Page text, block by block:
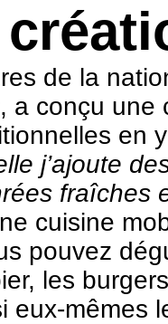
de la
conçu
en
j’ajoute
cuisine
pouvez
les
eux-mêmes